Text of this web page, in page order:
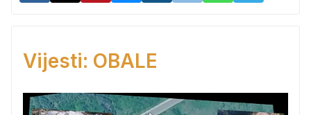
Vijesti: OBALE